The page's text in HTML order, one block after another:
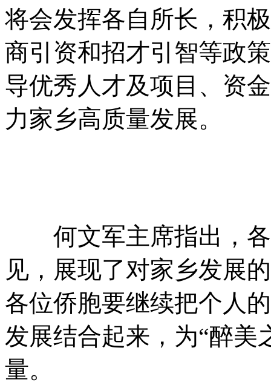
将会发挥各自所长，积
商引资和招才引智等政
导优秀人才及项目、资
力家乡高质量发展。
何文军主席指出，各
见，展现了对家乡发展
各位侨胞要继续把个人
发展结合起来，为“醉美
量。